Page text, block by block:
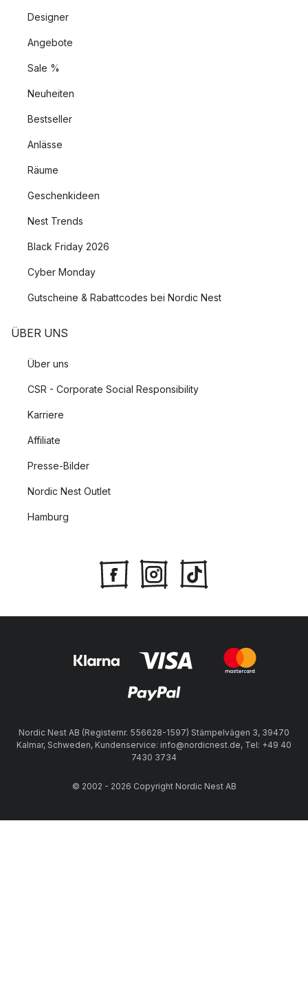
Designer
Angebote
Sale %
Neuheiten
Bestseller
Anlässe
Räume
Geschenkideen
Nest Trends
Black Friday 2026
Cyber Monday
Gutscheine & Rabattcodes bei Nordic Nest
ÜBER UNS
Über uns
CSR - Corporate Social Responsibility
Karriere
Affiliate
Presse-Bilder
Nordic Nest Outlet
Hamburg
Nordic Nest AB (Registernr. 556628-1597) Stämpelvägen 3, 39470
Kalmar, Schweden, Kundenservice: info@nordicnest.de, Tel: +49 40
7430 3734
© 2002 - 2026 Copyright Nordic Nest AB